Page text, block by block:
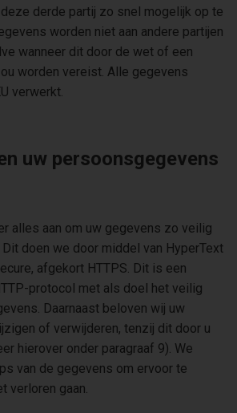
derde partij zo snel mogelijk op te
worden niet aan andere partijen
wanneer dit door de wet of een
worden vereist. Alle gegevens
verwerkt.
uw persoonsgegevens
alles aan om uw gegevens zo veilig
doen we door middel van HyperText
afgekort HTTPS. Dit is een
protocol met als doel het veilig
Daarnaast beloven wij uw
of verwijderen, tenzij dit door u
hierover onder paragraaf 9). We
van de gegevens om ervoor te
verloren gaan.